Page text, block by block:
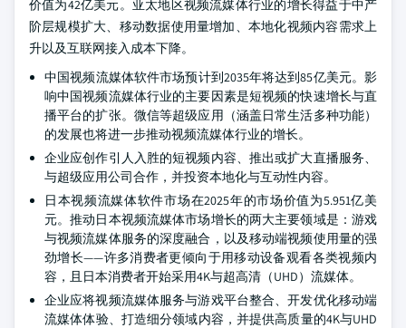
价值为42亿美元。亚太地区视频流媒体行业的增长得益于中产
阶层规模扩大、移动数据使用量增加、本地化视频内容需求上
升以及互联网接入成本下降。
中国视频流媒体软件市场预计到2035年将达到85亿美元。影
响中国视频流媒体行业的主要因素是短视频的快速增长与直
播平台的扩张。微信等超级应用（涵盖日常生活多种功能）
的发展也将进一步推动视频流媒体行业的增长。
企业应创作引人入胜的短视频内容、推出或扩大直播服务、
与超级应用公司合作，并投资本地化与互动性内容。
日本视频流媒体软件市场在2025年的市场价值为5.951亿美
元。推动日本视频流媒体市场增长的两大主要领域是：游戏
与视频流媒体服务的深度融合，以及移动端视频使用量的强
劲增长——许多消费者更倾向于用移动设备观看各类视频内
容，且日本消费者开始采用4K与超高清（UHD）流媒体。
企业应将视频流媒体服务与游戏平台整合、开发优化移动端
流媒体体验、打造细分领域内容，并提供高质量的4K与UHD